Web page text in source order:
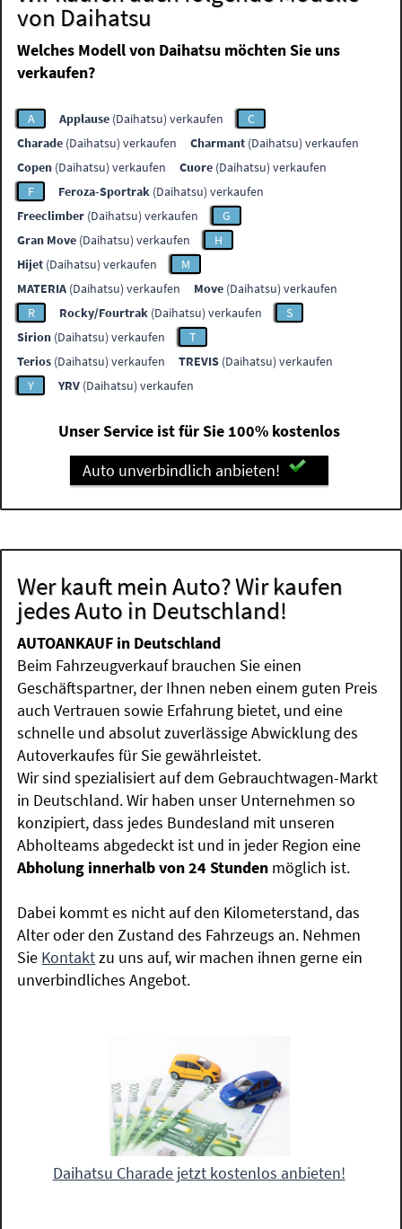
von Daihatsu
Welches Modell von Daihatsu möchten Sie uns
verkaufen?
A Applause (Daihatsu) verkaufen
C
Charade (Daihatsu) verkaufen Charmant (Daihatsu) verkaufen
Copen (Daihatsu) verkaufen Cuore (Daihatsu) verkaufen
F
Feroza-Sportrak (Daihatsu) verkaufen
Freeclimber (Daihatsu) verkaufen
G
Gran Move (Daihatsu) verkaufen
H
Hijet (Daihatsu) verkaufen
M
MATERIA (Daihatsu) verkaufen Move (Daihatsu) verkaufen
R
Rocky/Fourtrak (Daihatsu) verkaufen
S
Sirion (Daihatsu) verkaufen
T
Terios (Daihatsu) verkaufen TREVIS (Daihatsu) verkaufen
Y
YRV (Daihatsu) verkaufen
Unser Service ist für Sie 100% kostenlos
Auto unverbindlich anbieten!
Wer kauft mein Auto? Wir kaufen
jedes Auto in Deutschland!
AUTOANKAUF in Deutschland
Beim Fahrzeugverkauf brauchen Sie einen
Geschäftspartner, der Ihnen neben einem guten Preis
auch Vertrauen sowie Erfahrung bietet, und eine
schnelle und absolut zuverlässige Abwicklung des
Autoverkaufes für Sie gewährleistet.
Wir sind spezialisiert auf dem Gebrauchtwagen-Markt
in Deutschland. Wir haben unser Unternehmen so
konzipiert, dass jedes Bundesland mit unseren
Abholteams abgedeckt ist und in jeder Region eine
Abholung innerhalb von 24 Stunden möglich ist.
Dabei kommt es nicht auf den Kilometerstand, das
Alter oder den Zustand des Fahrzeugs an. Nehmen
Sie Kontaktzu uns auf, wir machen ihnen gerne ein
unverbindliches Angebot.
Daihatsu Charade jetzt kostenlos anbieten!